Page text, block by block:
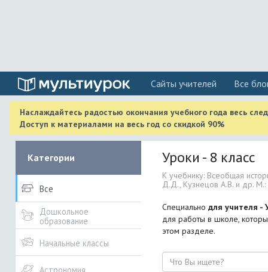
Cайты учителей Все
Наслаждайтесь радостью окончания учебного года весь
Доступ к материалами на весь год со скидкой 90%
Категории
Все
Дошкольное
образование
Начальные классы
Уроки - 8 класс
К учебнику: Всеобщая
Д.Д., Кузнецов А.В. и др.
Специально для учителя -
для работы в школе,
этом разделе.
Поиск